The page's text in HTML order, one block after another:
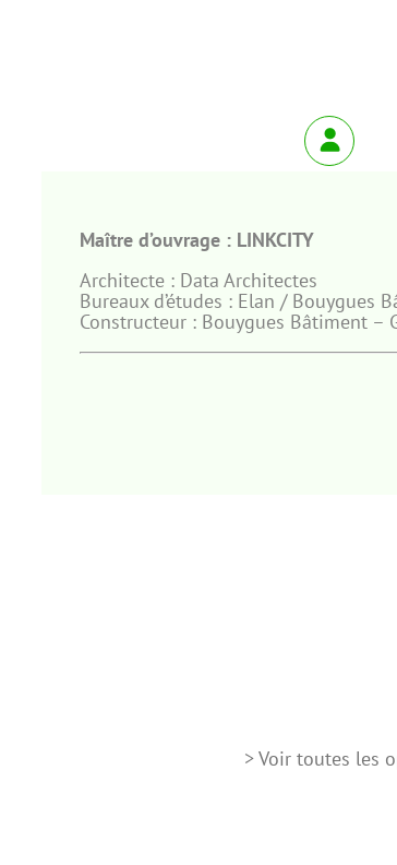
Maître d’ouvrage : LINKCITY
Architecte : Data Architectes
Bureaux d’études : Elan / Bouygues
Constructeur : Bouygues Bâtiment –
> Voir toutes les